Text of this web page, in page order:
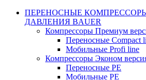
ПЕРЕНОСНЫЕ
ДАВЛЕНИЯ BAUER
Компрессоры Премиум
Переносные Compact
Мобильные Profi line
Компрессоры Эконом
Переносные PE
Мобильные PE